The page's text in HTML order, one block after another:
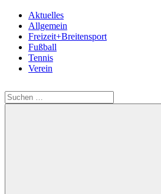
Aktuelles
Allgemein
Freizeit+Breitensport
Fußball
Tennis
Verein
Suchen
nach: